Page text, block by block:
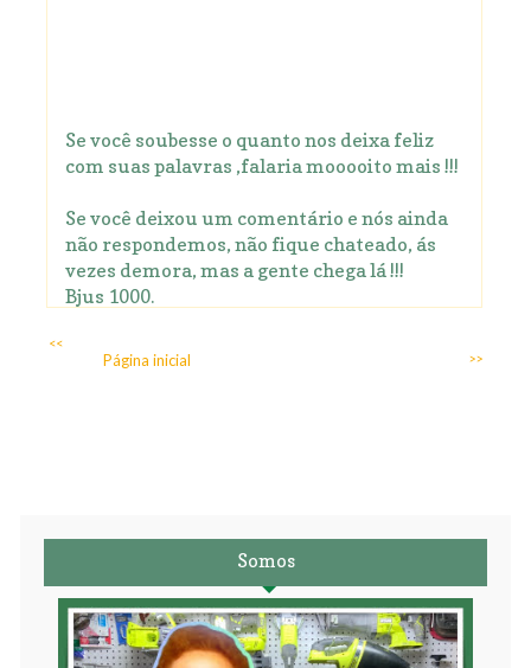
Se você soubesse o quanto nos deixa feliz
com suas palavras ,falaria mooooito mais !!!
Se você deixou um comentário e nós ainda
não respondemos, não fique chateado, ás
vezes demora, mas a gente chega lá !!!
Bjus 1000.
<<
>>
Página inicial
Somos